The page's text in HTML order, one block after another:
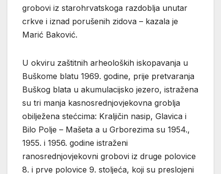
grobovi iz starohrvatskoga razdoblja unutar
crkve i iznad porušenih zidova – kazala je
Marić Baković.
U okviru zaštitnih arheoloških iskopavanja u
Buškome blatu 1969. godine, prije pretvaranja
Buškog blata u akumulacijsko jezero, istražena
su tri manja kasnosrednjovjekovna groblja
obilježena stećcima: Kraljičin nasip, Glavica i
Bilo Polje – Mašeta a u Grborezima su 1954.,
1955. i 1956. godine istraženi
ranosrednjovjekovni grobovi iz druge polovice
8. i prve polovice 9. stoljeća, koji su preslojeni